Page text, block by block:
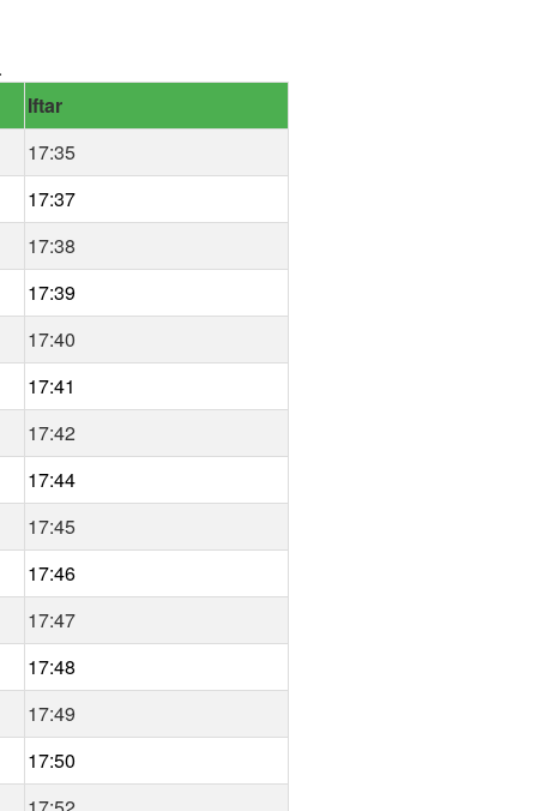
Iftar
17:35
17:37
17:38
17:39
17:40
17:41
17:42
17:44
17:45
17:46
17:47
17:48
17:49
17:50